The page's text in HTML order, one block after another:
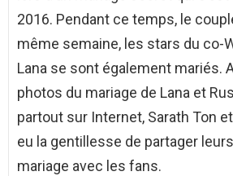
2016. Pendant ce temps, le
même semaine, les stars du co-
Lana se sont également mariés.
photos du mariage de Lana et
partout sur Internet, Sarath Ton et
eu la gentillesse de partager
mariage avec les fans.